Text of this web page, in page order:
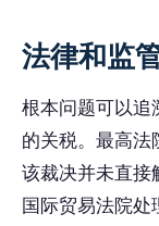
法律和监
根本问题可以追
的关税。最高法
该裁决并未直接
国际贸易法院